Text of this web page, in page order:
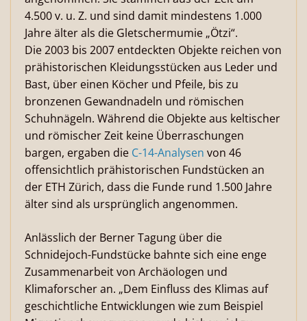
4.500 v. u. Z. und sind damit mindestens 1.000
Jahre älter als die Gletschermumie „Ötzi“.
Die 2003 bis 2007 entdeckten Objekte reichen von
prähistorischen Kleidungsstücken aus Leder und
Bast, über einen Köcher und Pfeile, bis zu
bronzenen Gewandnadeln und römischen
Schuhnägeln. Während die Objekte aus keltischer
und römischer Zeit keine Überraschungen
bargen, ergaben die C-14-Analysen von 46
offensichtlich prähistorischen Fundstücken an
der ETH Zürich, dass die Funde rund 1.500 Jahre
älter sind als ursprünglich angenommen.
Anlässlich der Berner Tagung über die
Schnidejoch-Fundstücke bahnte sich eine enge
Zusammenarbeit von Archäologen und
Klimaforscher an. „Dem Einfluss des Klimas auf
geschichtliche Entwicklungen wie zum Beispiel